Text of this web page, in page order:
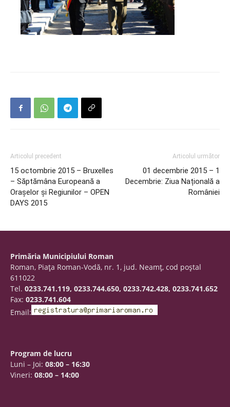
Articolul precedent
15 octombrie 2015 – Bruxelles
– Săptămâna Europeană a
Oraşelor şi Regiunilor – OPEN
DAYS 2015
Articolul următor
01 decembrie 2015 – 1
Decembrie: Ziua Națională a
României
Primăria Municipiului Roman
Roman, Piaţa Roman-Vodă, nr. 1, jud. Neamţ, cod poştal
611022
Tel. 0233.741.119, 0233.744.650, 0233.742.428, 0233.741.652
Fax: 0233.741.604
Email:
Program de lucru
Luni – Joi: 08:00 – 16:30
Vineri: 08:00 – 14:00